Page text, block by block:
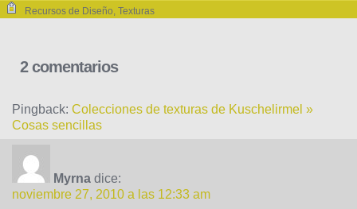
Recursos de Diseño, Texturas
2 comentarios
Pingback: Colecciones de texturas de Kuschelirmel »
Cosas sencillas
Myrna dice:
noviembre 27, 2010 a las 12:33 am